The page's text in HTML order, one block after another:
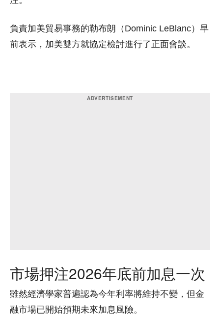
負責加美貿易事務的勒布朗（ Dominic LeBlanc） 早
前表示，加美雙方就協定檢討進行了正面會談。
市場押注2026年底前加息一次
雖然經濟學家普遍認為今年利率將維持不變，但金
融市場已開始預期未來加息風險。